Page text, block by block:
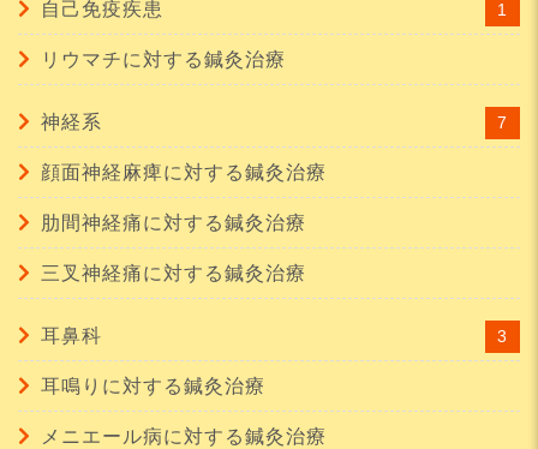
自己免疫疾患 1
リウマチに対する鍼灸治療
神経系 7
顔面神経麻痺に対する鍼灸治療
肋間神経痛に対する鍼灸治療
三叉神経痛に対する鍼灸治療
耳鼻科 3
耳鳴りに対する鍼灸治療
メニエール病に対する鍼灸治療